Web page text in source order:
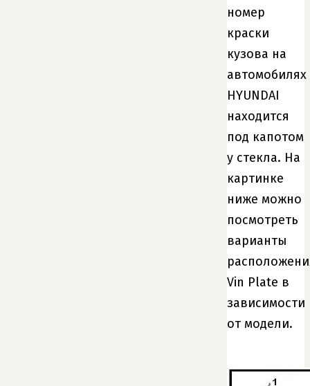
номер
краски
кузова на
автомобилях
HYUNDAI
находится
под капотом
у стекла. На
картинке
ниже можно
посмотреть
варианты
Vin Plate в
зависимости
от модели.